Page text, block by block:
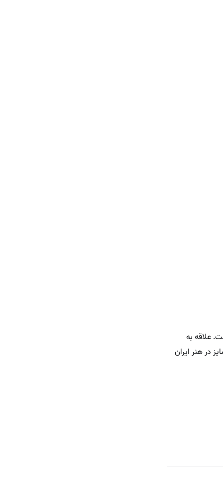
ایفای نقش پرداخته است. علاقه به
در هنر ایران